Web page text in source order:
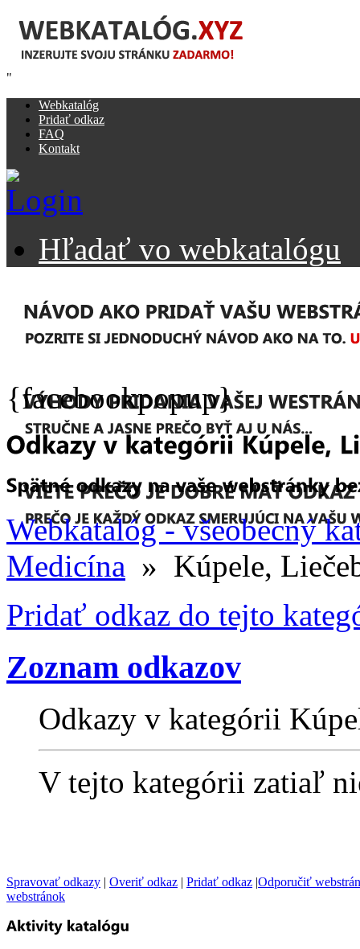
"
Webkatalóg
Pridať odkaz
FAQ
Kontakt
Hľadať vo webkatalógu
{facebookpopup}
Webkatalóg - všeobecný
Medicína » Kúpele,
Pridať odkaz do tejto
Zoznam odkazov
Odkazy v kategórii
V tejto kategórii zatiaľ
Spravovať odkazy | Overiť odkaz | Pridať odkaz |Odporučiť
webstránok